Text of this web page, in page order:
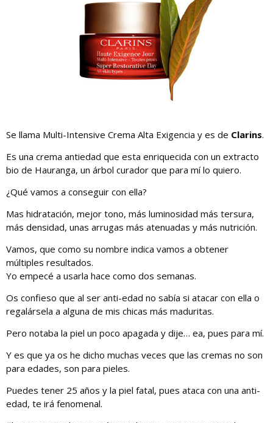
Se llama Multi-Intensive Crema Alta Exigencia y es de Clarins.
Es una crema antiedad que esta enriquecida con un extracto
bio de Hauranga, un árbol curador que para mí lo quiero.
¿Qué vamos a conseguir con ella?
Mas hidratación, mejor tono, más luminosidad más tersura,
más densidad, unas arrugas más atenuadas y más nutrición.
Vamos, que como su nombre indica vamos a obtener
múltiples resultados.
Yo empecé a usarla hace como dos semanas.
Os confieso que al ser anti-edad no sabía si atacar con ella o
regalársela a alguna de mis chicas más maduritas.
Pero notaba la piel un poco apagada y dije… ea, pues para mí.
Y es que ya os he dicho muchas veces que las cremas no son
para edades, son para pieles.
Puedes tener 25 años y la piel fatal, pues ataca con una anti-
edad, te irá fenomenal.